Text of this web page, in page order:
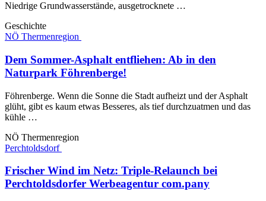
Niedrige Grundwasserstände, ausgetrocknete …
Geschichte
NÖ Thermenregion
Dem Sommer-Asphalt entfliehen: Ab in den
Naturpark Föhrenberge!
Föhrenberge. Wenn die Sonne die Stadt aufheizt und der Asphalt
glüht, gibt es kaum etwas Besseres, als tief durchzuatmen und das
kühle …
NÖ Thermenregion
Perchtoldsdorf
Frischer Wind im Netz: Triple-Relaunch bei
Perchtoldsdorfer Werbeagentur com.pany